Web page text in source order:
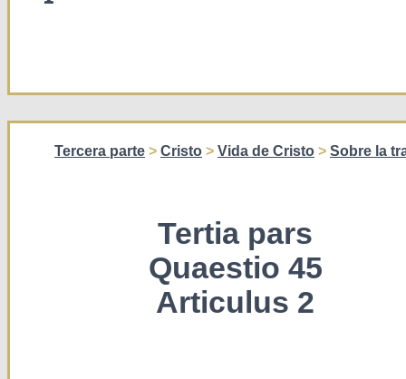
Tercera parte > Cristo > Vida de Cristo > Sobre la
Tertia pars
Quaestio 45
Articulus 2